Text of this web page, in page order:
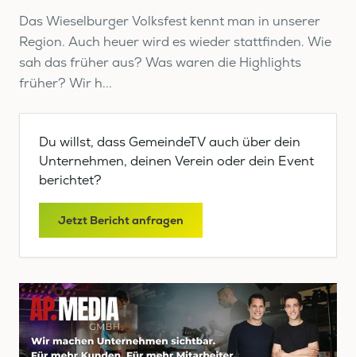
Das Wieselburger Volksfest kennt man in unserer
Region. Auch heuer wird es wieder stattfinden. Wie
sah das früher aus? Was waren die Highlights
früher? Wir h...
Du willst, dass GemeindeTV auch über dein
Unternehmen, deinen Verein oder dein Event
berichtet?
Jetzt Bericht anfragen